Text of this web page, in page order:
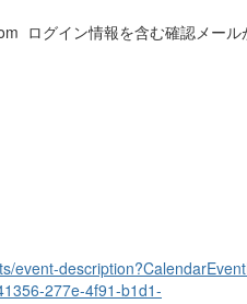
ログイン情報を含む確認メール
event-
277e-4f91-b1d1-